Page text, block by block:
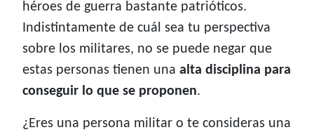
héroes de guerra bastante patrióticos.
Indistintamente de cuál sea tu perspectiva
sobre los militares, no se puede negar que
estas personas tienen una alta disciplina para
conseguir lo que se proponen.
¿Eres una persona militar o te consideras una